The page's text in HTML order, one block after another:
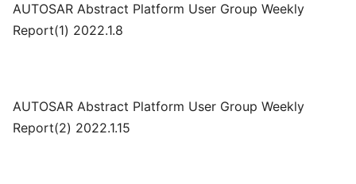
AUTOSAR Abstract Platform User Group Weekly
Report(1) 2022.1.8
AUTOSAR Abstract Platform User Group Weekly
Report(2) 2022.1.15